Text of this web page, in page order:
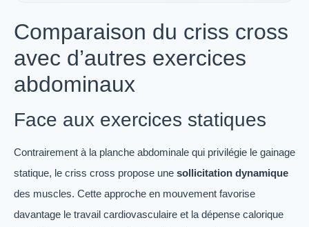
Comparaison du criss cross
avec d’autres exercices
abdominaux
Face aux exercices statiques
Contrairement à la planche abdominale qui privilégie le gainage
statique, le criss cross propose une sollicitation dynamique
des muscles. Cette approche en mouvement favorise
davantage le travail cardiovasculaire et la dépense calorique